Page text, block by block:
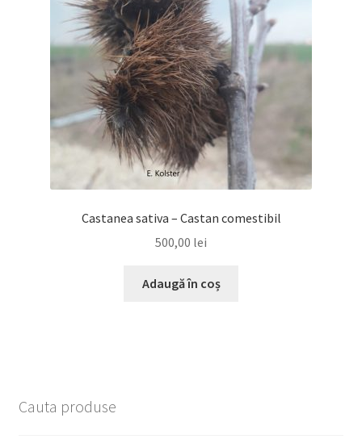
Castanea sativa – Castan comestibil
500,00 lei
Adaugă în coș
Cauta produse